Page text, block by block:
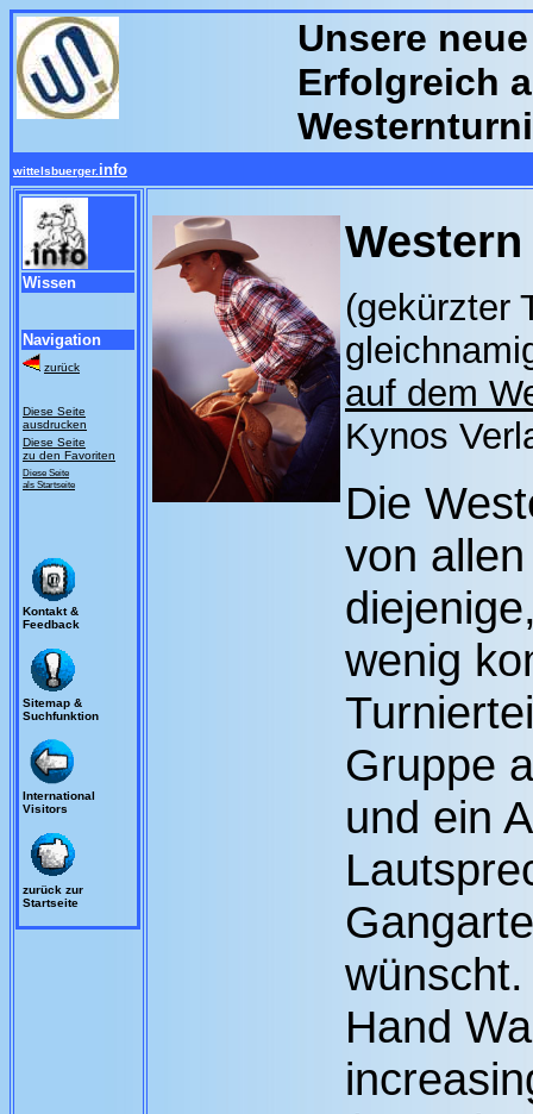
Unsere
Erfolgreich
wittelsbuerger. info
Wissen
Navigation
zurück
Diese Seite
ausdrucken
Diese Seite
zu den Favoriten
Diese Seite
als Startseite
Kontakt &
Feedback
Sitemap &
Suchfunktion
International
Visitors
zurück zur
Startseite
(gekürzter
auf dem
Kynos
Die
von
wenig
Gruppe
und ein
Hand